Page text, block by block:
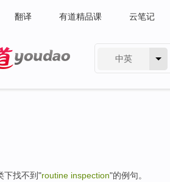
翻译 有道精品课 云笔记
中英
下找不到"routine inspection"的例句。